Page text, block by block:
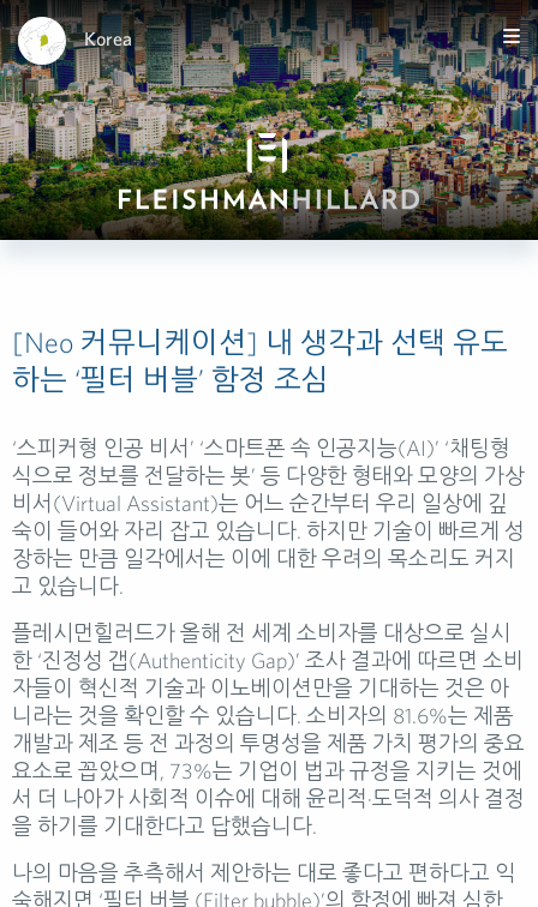
Korea
[Neo 커뮤니케이션] 내 생각과 선택 유도
하는 ‘필터 버블’ 함정 조심
‘스피커형 인공 비서’ ‘스마트폰 속 인공지능(AI)’ ‘채팅형
식으로 정보를 전달하는 봇’ 등 다양한 형태와 모양의 가상
비서(Virtual Assistant)는 어느 순간부터 우리 일상에 깊
숙이 들어와 자리 잡고 있습니다. 하지만 기술이 빠르게 성
장하는 만큼 일각에서는 이에 대한 우려의 목소리도 커지
고 있습니다.
플레시먼힐러드가 올해 전 세계 소비자를 대상으로 실시
한 ‘진정성 갭(Authenticity Gap)’ 조사 결과에 따르면 소비
자들이 혁신적 기술과 이노베이션만을 기대하는 것은 아
니라는 것을 확인할 수 있습니다. 소비자의 81.6%는 제품
개발과 제조 등 전 과정의 투명성을 제품 가치 평가의 중요
요소로 꼽았으며, 73%는 기업이 법과 규정을 지키는 것에
서 더 나아가 사회적 이슈에 대해 윤리적·도덕적 의사 결정
을 하기를 기대한다고 답했습니다.
나의 마음을 추측해서 제안하는 대로 좋다고 편하다고 익
숙해지면 ‘필터 버블 (Filter bubble)’의 함정에 빠져 심한